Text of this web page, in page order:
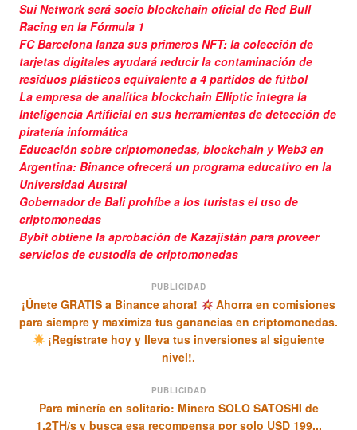
Sui Network será socio blockchain oficial de Red Bull
Racing en la Fórmula 1
FC Barcelona lanza sus primeros NFT: la colección de
tarjetas digitales ayudará reducir la contaminación de
residuos plásticos equivalente a 4 partidos de fútbol
La empresa de analítica blockchain Elliptic integra la
Inteligencia Artificial en sus herramientas de detección de
piratería informática
Educación sobre criptomonedas, blockchain y Web3 en
Argentina: Binance ofrecerá un programa educativo en la
Universidad Austral
Gobernador de Bali prohíbe a los turistas el uso de
criptomonedas
Bybit obtiene la aprobación de Kazajistán para proveer
servicios de custodia de criptomonedas
PUBLICIDAD
¡Únete GRATIS a Binance ahora!
Ahorra en comisiones
para siempre y maximiza tus ganancias en criptomonedas.
¡Regístrate hoy y lleva tus inversiones al siguiente
nivel!.
PUBLICIDAD
Para minería en solitario: Minero SOLO SATOSHI de
1.2TH/s y busca esa recompensa por solo USD 199...